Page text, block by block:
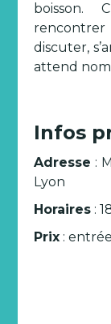
boisson.
rencontrer
discuter,
attend
Infos
Adresse :
Lyon
Horaires :
Prix :